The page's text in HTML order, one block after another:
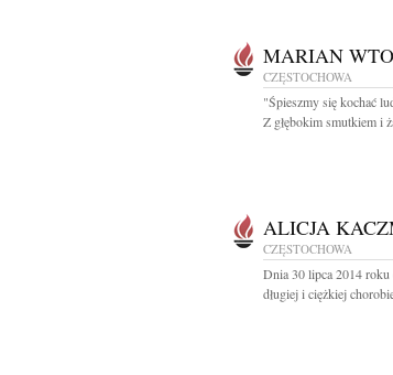
MARIAN
CZĘSTOCHOWA
"Śpieszmy się kochać
Z głębokim smutkiem i
ALICJA
CZĘSTOCHOWA
Dnia 30 lipca 2014 roku
długiej i ciężkiej